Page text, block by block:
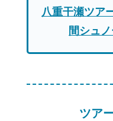
八重干瀬ツア
間シュ
ツア